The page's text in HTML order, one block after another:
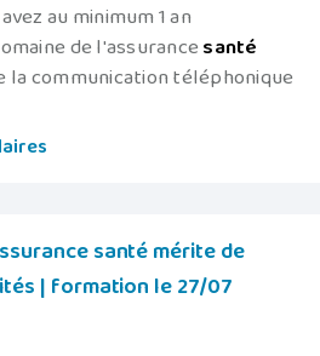
au minimum 1 an
de l'assurancesanté
communication téléphonique
santé mérite de
| formation le 27/07